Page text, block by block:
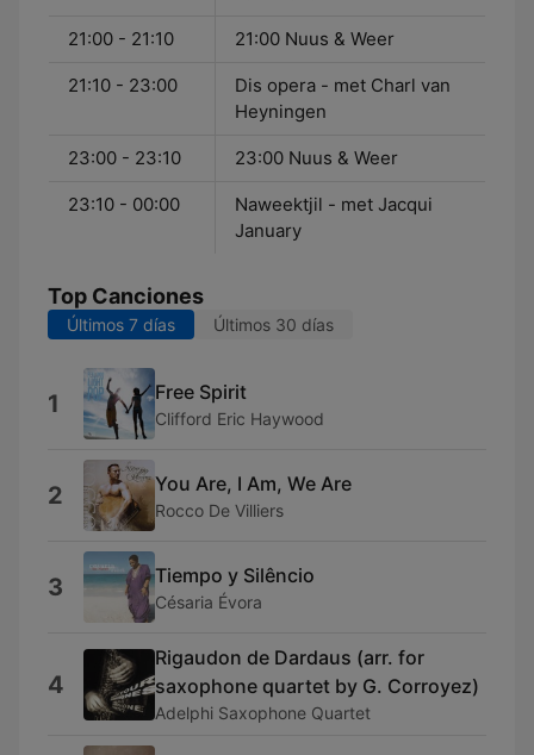
21:00 - 21:10 21:00 Nuus & Weer
21:10 - 23:00
Dis opera - met Charl van
Heyningen
23:00 - 23:10 23:00 Nuus & Weer
23:10 - 00:00
Naweektjil - met Jacqui
January
Top Canciones
Últimos 7 días Últimos 30 días
1 Free Spirit
Clifford Eric Haywood
2 You Are, I Am, We Are
Rocco De Villiers
3 Tiempo y Silêncio
Césaria Évora
4
Rigaudon de Dardaus (arr. for
saxophone quartet by G. Corroyez)
Adelphi Saxophone Quartet